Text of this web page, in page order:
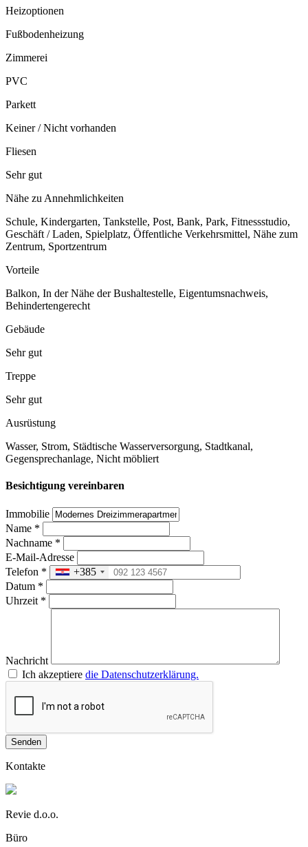
Heizoptionen
Fußbodenheizung
Zimmerei
PVC
Parkett
Keiner / Nicht vorhanden
Fliesen
Sehr gut
Nähe zu Annehmlichkeiten
Schule, Kindergarten, Tankstelle, Post, Bank, Park, Fitnessstudio,
Geschäft / Laden, Spielplatz, Öffentliche Verkehrsmittel, Nähe zum
Zentrum, Sportzentrum
Vorteile
Balkon, In der Nähe der Bushaltestelle, Eigentumsnachweis,
Behindertengerecht
Gebäude
Sehr gut
Treppe
Sehr gut
Ausrüstung
Wasser, Strom, Städtische Wasserversorgung, Stadtkanal,
Gegensprechanlage, Nicht möbliert
Besichtigung vereinbaren
Immobilie
Name *
Nachname *
E-Mail-Adresse
Telefon *
+385
Datum *
Uhrzeit *
Nachricht
Ich akzeptiere die Datenschutzerklärung.
Senden
Kontakte
Revie d.o.o.
Büro